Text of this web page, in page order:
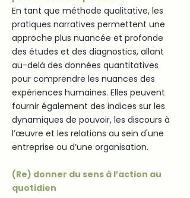
En tant que méthode qualitative, les
pratiques narratives permettent une
approche plus nuancée et profonde
des études et des diagnostics, allant
au-delà des données quantitatives
pour comprendre les nuances des
expériences humaines. Elles peuvent
fournir également des indices sur les
dynamiques de pouvoir, les discours à
l’œuvre et les relations au sein d'une
entreprise ou d’une organisation.
(Re) donner du sens à l’action au
quotidien